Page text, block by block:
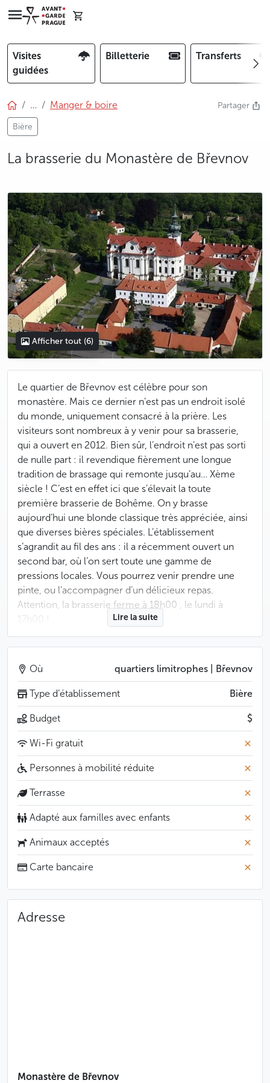
Visites
guidées
Billetterie Transferts
… Manger & boire
Bière
Partager
La brasserie du Monastère de Břevnov
photo 5
photo 6
Afficher tout (6)
Le quartier de Břevnov est célèbre pour son
monastère. Mais ce dernier n’est pas un endroit isolé
du monde, uniquement consacré à la prière. Les
visiteurs sont nombreux à y venir pour sa brasserie,
qui a ouvert en 2012. Bien sûr, l’endroit n’est pas sorti
de nulle part : il revendique fièrement une longue
tradition de brassage qui remonte jusqu’au… Xème
siècle ! C’est en effet ici que s’élevait la toute
première brasserie de Bohême. On y brasse
aujourd’hui une blonde classique très appréciée, ainsi
que diverses bières spéciales. L’établissement
s’agrandit au fil des ans : il a récemment ouvert un
second bar, où l’on sert toute une gamme de
pressions locales. Vous pourrez venir prendre une
pinte, ou l’accompagner d’un délicieux repas.
Attention, la brasserie ferme à 18h00 , le lundi à
17h00 !
Lire la suite
Moins
Où quartiers limitrophes | Břevnov
Type d’établissement Bière
Budget $
Wi-Fi gratuit
Personnes à mobilité réduite
Terrasse
Adapté aux familles avec enfants
Animaux acceptés
Carte bancaire
Adresse
Monastère de Břevnov